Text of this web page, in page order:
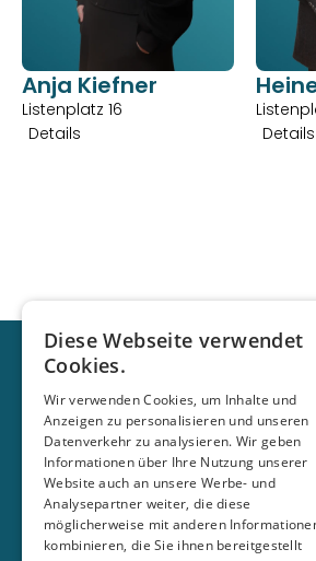
Anja Kiefner
Listenplatz 16
Details
Details
Menü
Wahlen
Gemeindeverband
Fraktion
Aktuelles
Soziale Medien
Diese Webseite verwendet
Cookies.
Wir verwenden Cookies, um Inhalte und
Anzeigen zu personalisieren und unseren
Datenverkehr zu analysieren. Wir geben
Informationen über Ihre Nutzung unserer
Website auch an unsere Werbe- und
Analysepartner weiter, die diese
möglicherweise mit anderen
kombinieren, die Sie ihnen bereitgestellt